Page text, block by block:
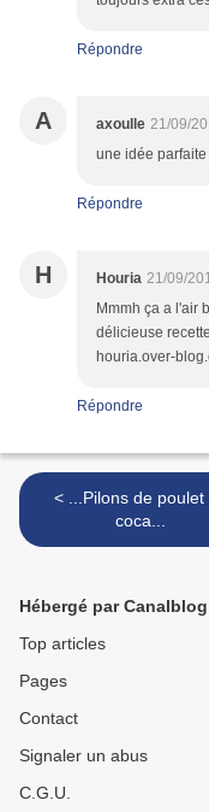
Répondre
A axoulle 21/09/
une idée
Répondre
H Houria 21/09/
Mmmh ça a l'air
délicieuse
houria.over-
Répondre
< ...Pilons de poulet au
coca...
Hébergé par Canalblog
Top articles
Pages
Contact
Signaler un abus
C.G.U.